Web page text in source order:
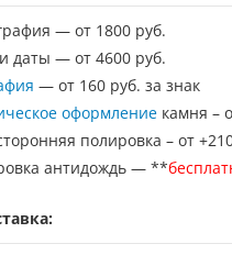
— от 1800 руб.
даты — от 4600 руб.
— от 160 руб. за знак
оформление камня –
полировка – от
антидождь — **